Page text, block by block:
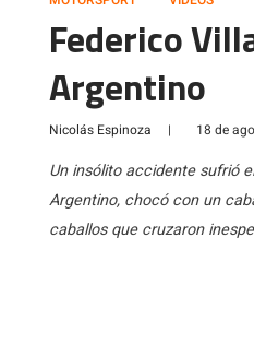
Federico
Argentino
Nicolás Espinoza | 18 de
Un insólito accidente sufrió
Argentino, chocó con un
caballos que cruzaron